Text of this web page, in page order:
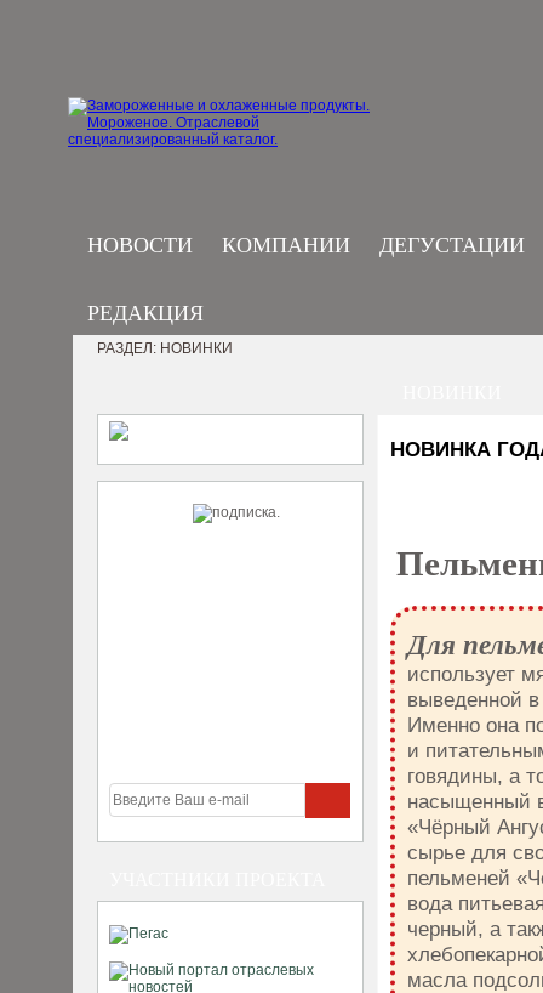
НОВОСТИ КОМПАНИИ ДЕГУСТАЦИИ
РЕДАКЦИЯ
РАЗДЕЛ: НОВИНКИ
НОВИНКА
Для
использует
выведенной
Именно она
и
говядины, а
насыщенный
«Чёрный
сырье для
пельменей
вода
черный, а
масла